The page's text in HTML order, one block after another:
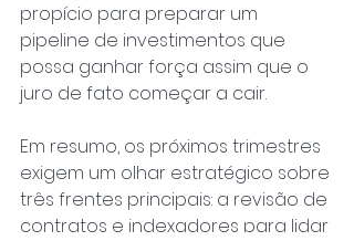
propício para preparar um
pipeline de investimentos que
possa ganhar força assim que o
juro de fato começar a cair.
Em resumo, os próximos trimestres
exigem um olhar estratégico sobre
três frentes principais: a revisão de
contratos e indexadores para lidar